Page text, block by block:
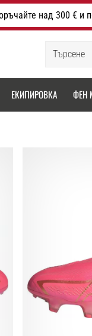
над 300 € и
ЕКИПИРОВКА ФЕН